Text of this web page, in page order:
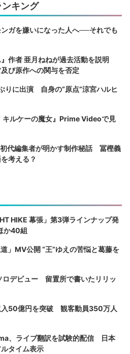
キング
ガを嫌いになった人へ──それでも
』作者 亜月ねねが過去活動を説明
び原作への関与を否定
りに出演 自身の“原点”涼宮ハルヒ
キルケーの魔女』Prime Videoで見
初代編集者が明かす制作秘話 冨樫義
考える？
HIKE 幕張」第3弾ラインナップ発
か40組
」MV公開 “王”ゆえの苦悩と葛藤を
ロデビュー 留置所で書いたリリッ
入50億円を突破 観客動員350万人
、ライブ翻訳を試験的配信 日本
タイム表示